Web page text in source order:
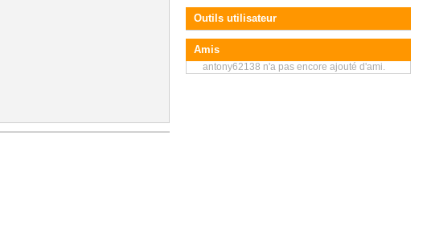
Outils utilisateur
Amis
antony62138 n'a pas encore ajouté d'ami.